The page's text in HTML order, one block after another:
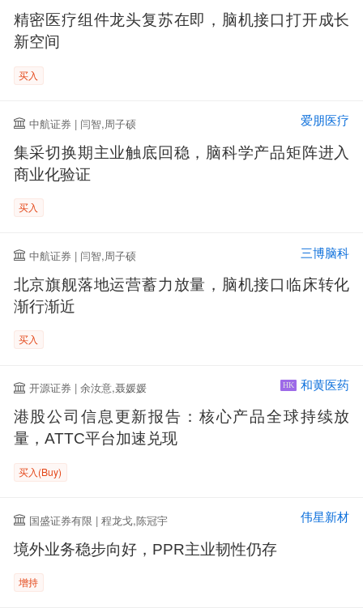
精密医疗组件龙头复苏在即，脑机接口打开成长
新空间
买入
中航证券 | 闫智,周子硕 爱朋医疗
集采切换期主业触底回稳，脑科学产品矩阵进入
商业化验证
买入
中航证券 | 闫智,周子硕 三博脑科
北京旗舰落地运营蓄力放量，脑机接口临床转化
渐行渐近
买入
开源证券 | 余汝意,聂媛媛 HK 和黄医药
港股公司信息更新报告：核心产品全球持续放
量，ATTC平台加速兑现
买入(Buy)
国盛证券有限 | 程龙戈,陈冠宇 伟星新材
境外业务稳步向好，PPR主业韧性仍存
增持